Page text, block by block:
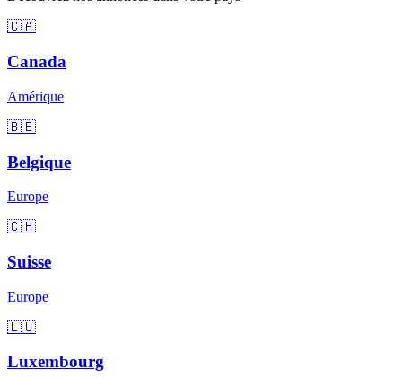
🇨🇦
Canada
Amérique
🇧🇪
Belgique
Europe
🇨🇭
Suisse
Europe
🇱🇺
Luxembourg